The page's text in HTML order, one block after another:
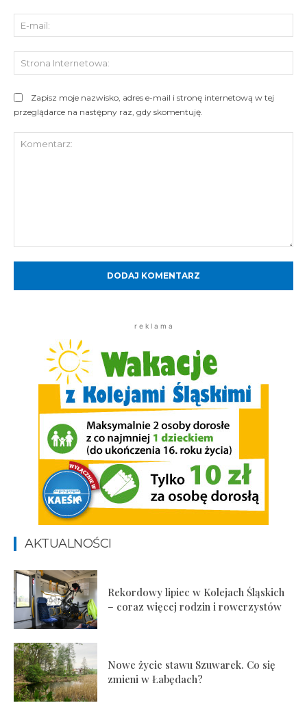
Zapisz moje nazwisko, adres e-mail i stronę internetową w tej
przeglądarce na następny raz, gdy skomentuję.
r e k l a m a
AKTUALNOŚCI
Rekordowy lipiec w Kolejach Śląskich
– coraz więcej rodzin i rowerzystów
Nowe życie stawu Szuwarek. Co się
zmieni w Łabędach?